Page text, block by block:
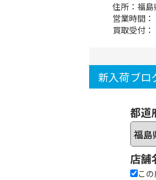
住所：福
営業時間
買取受付
新入荷ブロ
都道
店舗
こ